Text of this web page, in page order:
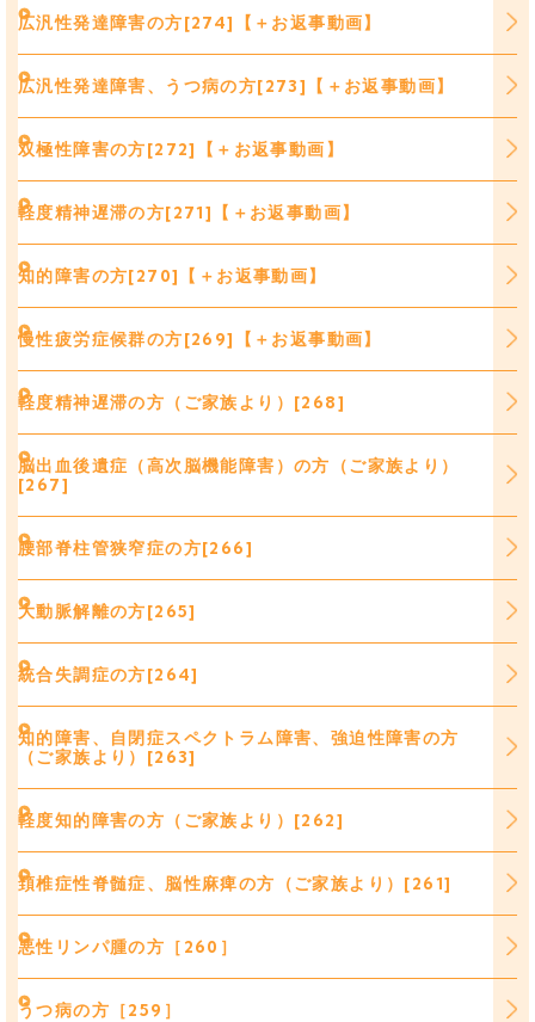
広汎性発達障害の方[274]【＋お返事動画】
広汎性発達障害、うつ病の方[273]【＋お返事動画】
双極性障害の方[272]【＋お返事動画】
軽度精神遅滞の方[271]【＋お返事動画】
知的障害の方[270]【＋お返事動画】
慢性疲労症候群の方[269]【＋お返事動画】
軽度精神遅滞の方（ご家族より）[268]
脳出血後遺症（高次脳機能障害）の方（ご家族より）
[267]
腰部脊柱管狭窄症の方[266]
大動脈解離の方[265]
統合失調症の方[264]
知的障害、自閉症スペクトラム障害、強迫性障害の方
（ご家族より）[263]
軽度知的障害の方（ご家族より）[262]
頚椎症性脊髄症、脳性麻痺の方（ご家族より）[261]
悪性リンパ腫の方［260］
うつ病の方［259］